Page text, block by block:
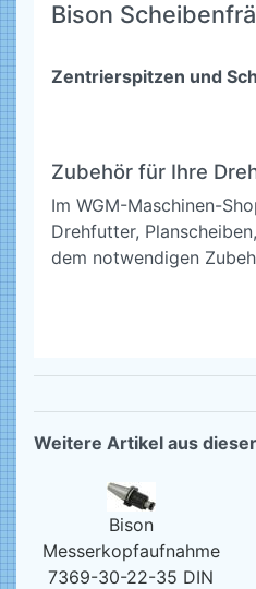
Bison
Zentrierspitzen und
Zubehör für Ihre
Im WGM-Maschinen-
Drehfutter,
dem notwendigen
Weitere Artikel aus
Bison
Messerkopfaufnahme
7369-30-22-35 DIN